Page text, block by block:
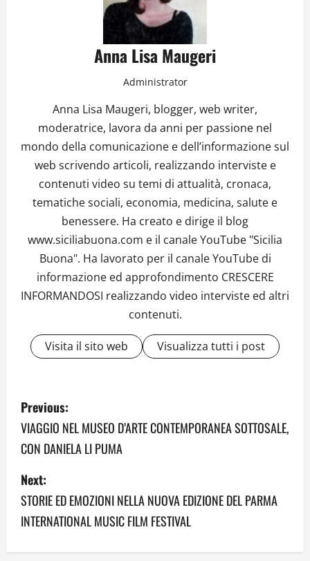
Anna Lisa Maugeri
Administrator
Anna Lisa Maugeri, blogger, web writer,
moderatrice, lavora da anni per passione nel
mondo della comunicazione e dell’informazione sul
web scrivendo articoli, realizzando interviste e
contenuti video su temi di attualità, cronaca,
tematiche sociali, economia, medicina, salute e
benessere. Ha creato e dirige il blog
www.siciliabuona.com e il canale YouTube "Sicilia
Buona". Ha lavorato per il canale YouTube di
informazione ed approfondimento CRESCERE
INFORMANDOSI realizzando video interviste ed altri
contenuti.
Visita il sito web Visualizza tutti i post
P
o
s
t
n
a
Previous:
VIAGGIO NEL MUSEO D’ARTE CONTEMPORANEA SOTTOSALE,
CON DANIELA LI PUMA
Next:
STORIE ED EMOZIONI NELLA NUOVA EDIZIONE DEL PARMA
INTERNATIONAL MUSIC FILM FESTIVAL